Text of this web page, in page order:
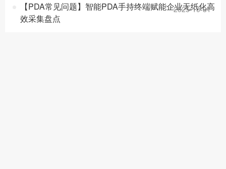
【PDA常见问题】智能PDA手持终端赋能企业无纸化高
效采集盘点
2025-10-31